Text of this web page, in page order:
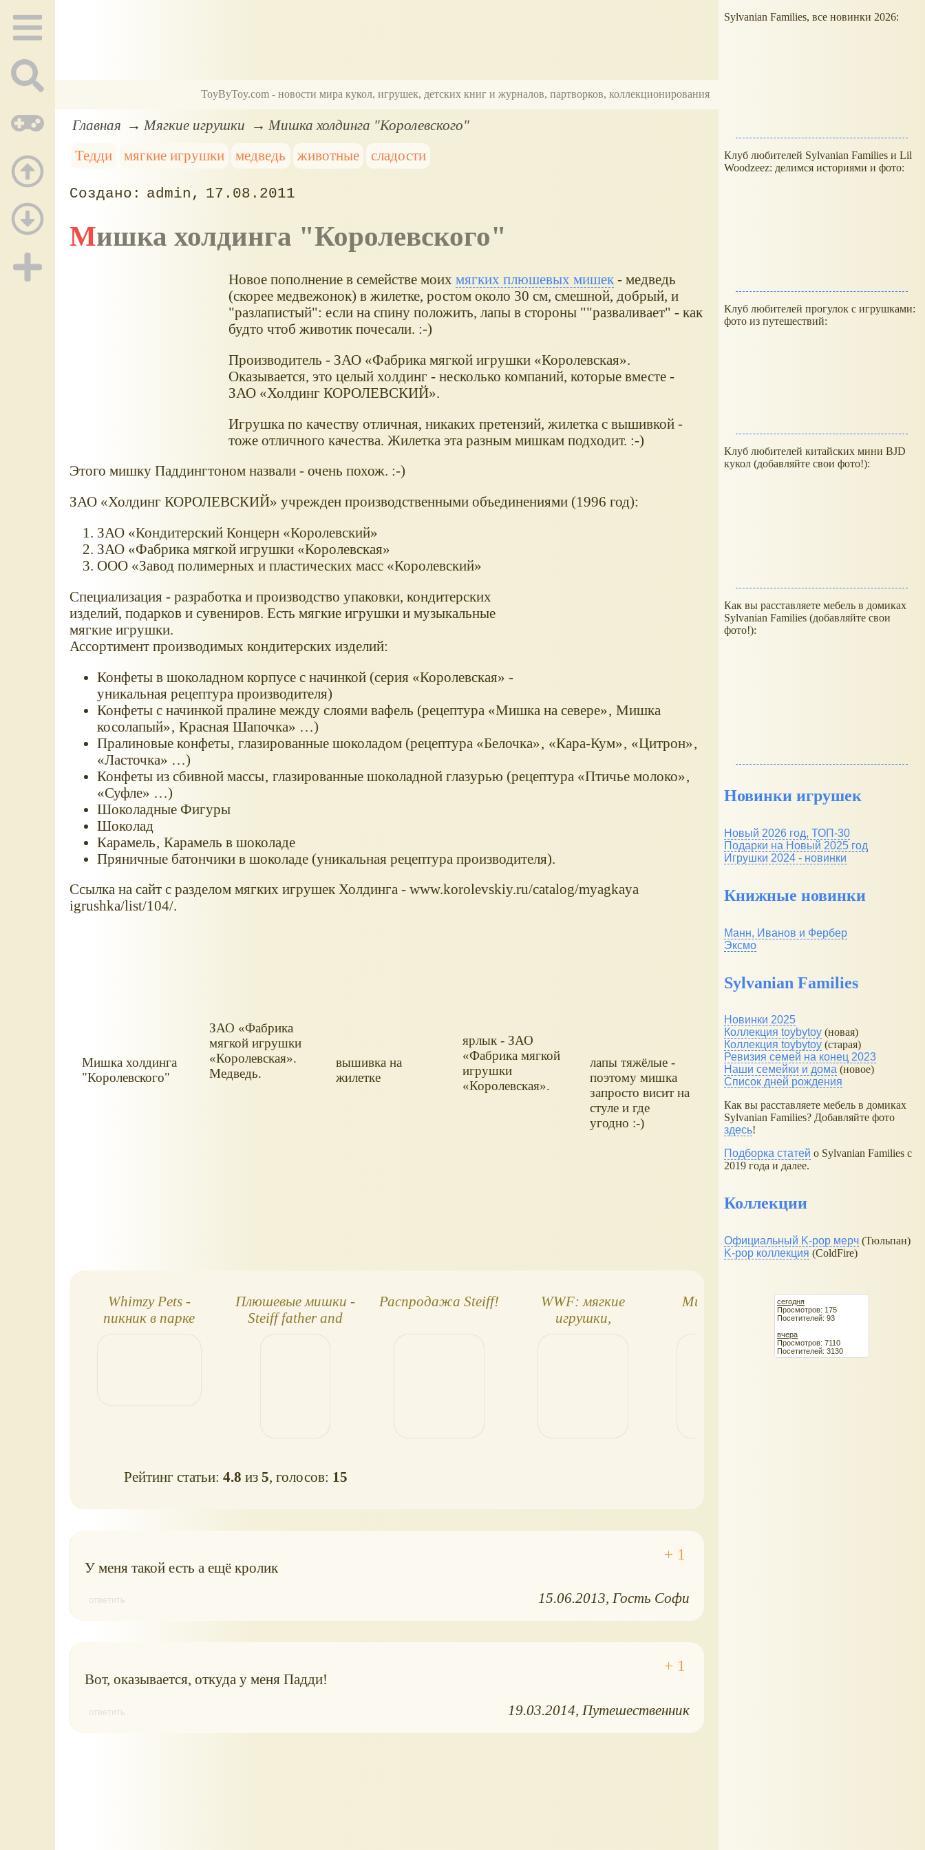
ToyByToy.com - новости мира кукол, игрушек, детских книг и журналов, партворков, коллекционирования
Главная Мягкие игрушки
Мишка холдинга "Королевского"
Тедди
мягкие игрушки медведь животные сладости
admin 17.08.2011
Мишка холдинга "Королевского"
Новое пополнение в семействе моих мягких плюшевых мишек- медведь
(скорее медвежонок) в жилетке, ростом около 30 см, смешной, добрый, и
"разлапистый": если на спину положить, лапы в стороны ""разваливает" - как
будто чтоб животик почесали. :-)
Производитель - ЗАО «Фабрика мягкой игрушки «Королевская».
Оказывается, это целый холдинг - несколько компаний, которые вместе -
ЗАО «Холдинг КОРОЛЕВСКИЙ».
Игрушка по качеству отличная, никаких претензий, жилетка с вышивкой -
тоже отличного качества. Жилетка эта разным мишкам подходит. :-)
Этого мишку Паддингтоном назвали - очень похож. :-)
ЗАО «Холдинг КОРОЛЕВСКИЙ» учрежден производственными объединениями (1996 год):
ЗАО «Кондитерский Концерн «Королевский»
ЗАО «Фабрика мягкой игрушки «Королевская»
ООО «Завод полимерных и пластических масс «Королевский»
Специализация - разработка и производство упаковки, кондитерских
изделий, подарков и сувениров. Есть мягкие игрушки и музыкальные
мягкие игрушки.
Ассортимент производимых кондитерских изделий:
Конфеты в шоколадном корпусе с начинкой (серия «Королевская» -
уникальная рецептура производителя)
Конфеты с начинкой пралине между слоями вафель (рецептура «Мишка на севере»‚ Мишка
косолапый»‚ Красная Шапочка» …)
Пралиновые конфеты‚ глазированные шоколадом (рецептура «Белочка»‚ «Кара-Кум»‚ «Цитрон»‚
«Ласточка» …)
Конфеты из сбивной массы‚ глазированные шоколадной глазурью (рецептура «Птичье молоко»‚
«Суфле» …)
Шоколадные Фигуры
Шоколад
Карамель‚ Карамель в шоколаде
Пряничные батончики в шоколаде (уникальная рецептура производителя).
Ссылка на сайт с разделом мягких игрушек Холдинга - www.korolevskiy.ru/catalog/myagkaya
igrushka/list/104/.
Мишка холдинга
"Королевского"
ЗАО «Фабрика
мягкой игрушки
«Королевская».
Медведь.
вышивка на
жилетке
ярлык - ЗАО
«Фабрика мягкой
игрушки
«Королевская».
лапы тяжёлые -
поэтому мишка
запросто висит на
стуле и где
угодно :-)
Whimzy Pets -
пикник в парке
Плюшевые мишки -
Steiff father and
Распродажа Steiff!
WWF: мягкие
игрушки,
Мишка Тедди с
AURORA
мягкие игрушки
Рейтинг статьи:4.8 из5, голосов: 15
У меня такой есть а ещё кролик
ответить 15.06.2013 Гость Софи
Вот, оказывается, откуда у меня Падди!
ответить 19.03.2014 Путешественник
Sylvanian Families, все новинки 2026:
Клуб любителей Sylvanian Families и Lil
Woodzeez: делимся историями и фото:
Клуб любителей прогулок с игрушками:
фото из путешествий:
Клуб любителей китайских мини BJD
кукол (добавляйте свои фото!):
Как вы расставляете мебель в домиках
Sylvanian Families (добавляйте свои
фото!):
Новинки игрушек
Новый 2026 год, ТОП-30
Подарки на Новый 2025 год
Игрушки 2024 - новинки
Книжные новинки
Манн, Иванов и Фербер
Эксмо
Sylvanian Families
Новинки 2025
Коллекция toybytoy (новая)
Коллекция toybytoy (старая)
Ревизия семей на конец 2023
Наши семейки и дома (новое)
Список дней рождения
Как вы расставляете мебель в домиках
Sylvanian Families? Добавляйте фото
здесь!
Подборка статей о Sylvanian Families с
2019 года и далее.
Коллекции
Официальный K-pop мерч (Тюльпан)
K-pop коллекция (ColdFire)
сегодня
Просмотров: 175
Посетителей: 93
вчера
Просмотров: 7110
Посетителей: 3130